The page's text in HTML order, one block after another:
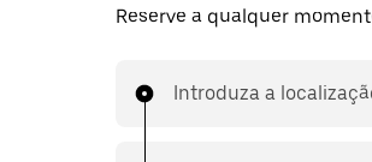
Reserve a qualquer
Introduza a